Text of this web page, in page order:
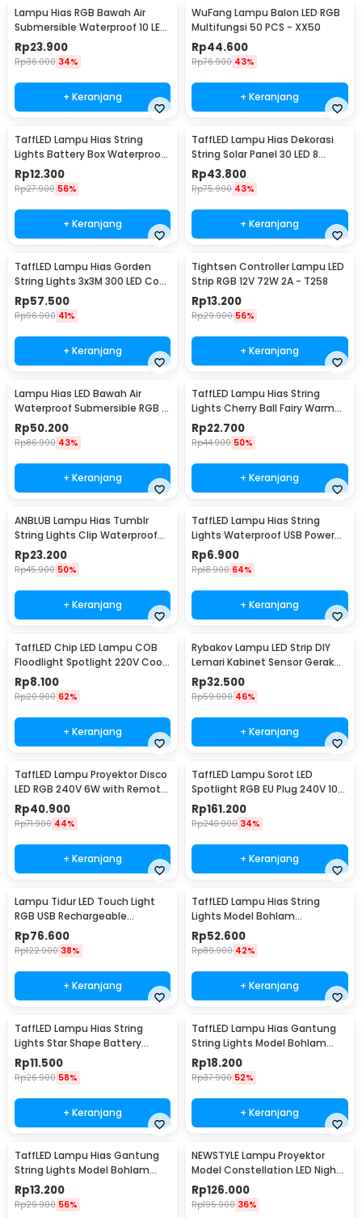
Lampu Hias RGB Bawah Air
Submersible Waterproof 10 LED
with Remote - 13017
Rp23.900
Rp36.000 34%
+ Keranjang
WuFang Lampu Balon LED RGB
Multifungsi 50 PCS - XX50
Rp44.600
Rp76.900 43%
+ Keranjang
TaffLED Lampu Hias String
Lights Battery Box Waterproof
50 LED 5M - G5
Rp12.300
Rp27.900 56%
+ Keranjang
TaffLED Lampu Hias Dekorasi
String Solar Panel 30 LED 8
Mode 6.5M - 896
Rp43.800
Rp75.900 43%
+ Keranjang
TaffLED Lampu Hias Gorden
String Lights 3x3M 300 LED Cool
White 18W - 300L
Rp57.500
Rp96.900 41%
+ Keranjang
Tightsen Controller Lampu LED
Strip RGB 12V 72W 2A - T258
Rp13.200
Rp29.900 56%
+ Keranjang
Lampu Hias LED Bawah Air
Waterproof Submersible RGB 2
PCS with Remote - 13017
Rp50.200
Rp86.900 43%
+ Keranjang
TaffLED Lampu Hias String
Lights Cherry Ball Fairy Warm
White 5M - LY20W
Rp22.700
Rp44.900 50%
+ Keranjang
ANBLUB Lampu Hias Tumblr
String Lights Clip Waterproof
20 LED 2M - 0606
Rp23.200
Rp45.900 50%
+ Keranjang
TaffLED Lampu Hias String
Lights Waterproof USB Power
50 LED 5M - SZ
Rp6.900
Rp18.900 64%
+ Keranjang
TaffLED Chip LED Lampu COB
Floodlight Spotlight 220V Cool
White 6000K 50W - COB4060-
AC220-50
Rp8.100
Rp20.900 62%
+ Keranjang
Rybakov Lampu LED Strip DIY
Lemari Kabinet Sensor Gerak
4.5W 1M - 2835
Rp32.500
Rp59.900 46%
+ Keranjang
TaffLED Lampu Proyektor Disco
LED RGB 240V 6W with Remote
Control - CY-LV-RG
Rp40.900
Rp71.900 44%
+ Keranjang
TaffLED Lampu Sorot LED
Spotlight RGB EU Plug 240V 10W
- L18RG
Rp161.200
Rp240.900 34%
+ Keranjang
Lampu Tidur LED Touch Light
RGB USB Rechargeable
1500mAh 5V 3W - F8-1
Rp76.600
Rp122.900 38%
+ Keranjang
TaffLED Lampu Hias String
Lights Model Bohlam
Waterproof 20 LED 5M - PD039
Rp52.600
Rp89.900 42%
+ Keranjang
TaffLED Lampu Hias String
Lights Star Shape Battery
Power 20 LED 3M - 2G11
Rp11.500
Rp26.900 58%
+ Keranjang
TaffLED Lampu Hias Gantung
String Lights Model Bohlam
Mini Waterproof 6M - ZYD0931
Rp18.200
Rp37.900 52%
+ Keranjang
TaffLED Lampu Hias Gantung
String Lights Model Bohlam
Mini Waterproof 3M - ZYD0931
Rp13.200
Rp29.900 56%
NEWSTYLE Lampu Proyektor
Model Constellation LED Night
Light 3W 5V - NL-USB
Rp126.000
Rp195.900 36%